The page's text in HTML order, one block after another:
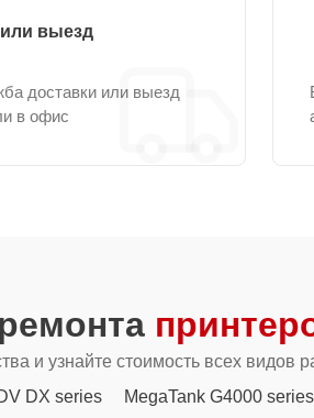
выезд
доставки или выезд
в офис
и узнайте стоимость всех видов
DX series MegaTank G4000 series